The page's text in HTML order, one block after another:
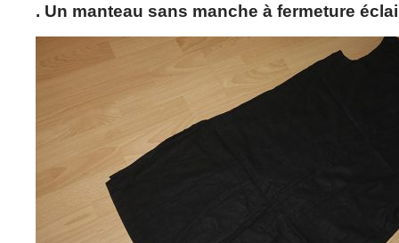
. Un manteau sans manche à fermeture